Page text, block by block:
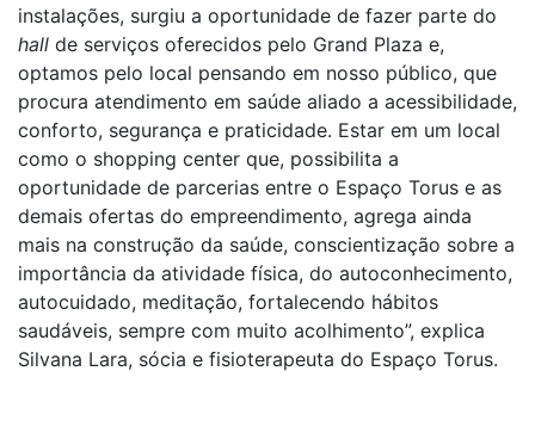
instalações, surgiu a oportunidade de fazer parte do
hall de serviços oferecidos pelo Grand Plaza e,
optamos pelo local pensando em nosso público, que
procura atendimento em saúde aliado a acessibilidade,
conforto, segurança e praticidade. Estar em um local
como o shopping center que, possibilita a
oportunidade de parcerias entre o Espaço Torus e as
demais ofertas do empreendimento, agrega ainda
mais na construção da saúde, conscientização sobre a
importância da atividade física, do autoconhecimento,
autocuidado, meditação, fortalecendo hábitos
saudáveis, sempre com muito acolhimento”, explica
Silvana Lara, sócia e fisioterapeuta do Espaço Torus.